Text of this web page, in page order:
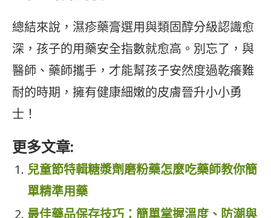
總結來說，濕疹藥膏選用與類固醇分級認識愈
深，孩子的用藥安全指數就愈高。別忘了，與
醫師、藥師攜手，才能幫孩子安然度過乾癢難
耐的時期，擁有健康細嫩的皮膚晉升小小勇
士！
更多文章:
兒童節特輯糖漿劑磨粉藥怎麼吃藥師教你簡
單精準用藥
最佳藥品保存技巧：簡單掌握溫度、防潮與